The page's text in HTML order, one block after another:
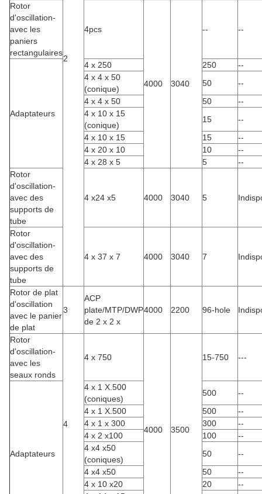
2
Rotor
d'oscillation-
avec les
paniers
rectangulaires
4pcs
4000 3040
-- --
Adaptateurs
4 x 250 250
--
4 x 4 x 50
(conique)
50
--
4 x 4 x 50
50
--
4 x 10 x 15
(conique)
15
--
4 x 10 x 15
15
--
4 x 20 x 10
10
--
4 x 28 x 5
5
--
Rotor
d'oscillation-
avec des
supports de
tube
4 x24 x5 4000 3040 5
Rotor
d'oscillation-
avec des
supports de
tube
4 x 37 x 7 4000 3040 7
Rotor de plat
d'oscillation
avec le panier
de plat
3
ACP
plate/MTP/DWP
de 2 x 2 x
4000 2200 96-hole
Rotor
d'oscillation-
avec les
seaux ronds
4
4 x 750
4000 3500
15-750 ---
Adaptateurs
4 x 1 X.500
(coniques)
500
--
4 x 1 X.500
500
--
4 x 1 x 300
300
--
4 x 2 x100
100
--
4 x4 x50
(coniques)
50
--
4 x4 x50
50
--
4 x 10 x20
20
--